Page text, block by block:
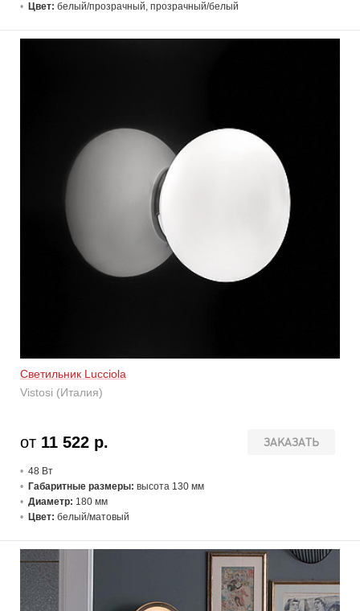
Цвет: белый/прозрачный, прозрачный/белый
Светильник Lucciola
Vistosi (Италия)
ЗАКАЗАТЬ
от 11 522 р.
48 Вт
Габаритные размеры: высота 130 мм
Диаметр: 180 мм
Цвет: белый/матовый